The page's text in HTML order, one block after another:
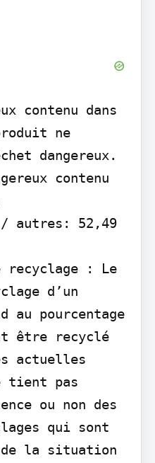
contenu dans
ne
dangereux.
contenu
/ autres: 52,49
recyclage : Le
d’un
au pourcentage
être recyclé
actuelles
tient pas
ou non des
qui sont
de la situation